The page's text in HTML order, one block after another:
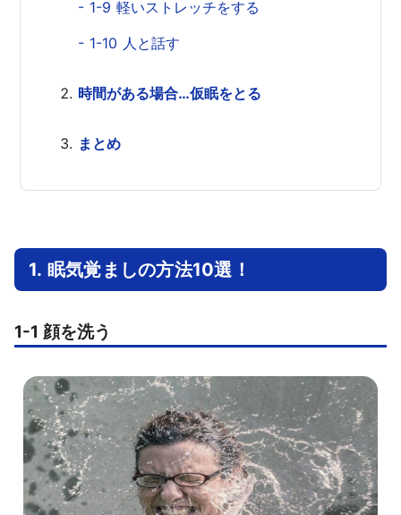
- 1-9 軽いストレッチをする
- 1-10 人と話す
時間がある場合…仮眠をとる
まとめ
1. 眠気覚ましの方法10選！
1-1 顔を洗う